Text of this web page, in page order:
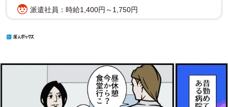
派遣社員：時給1,400円～1,750円